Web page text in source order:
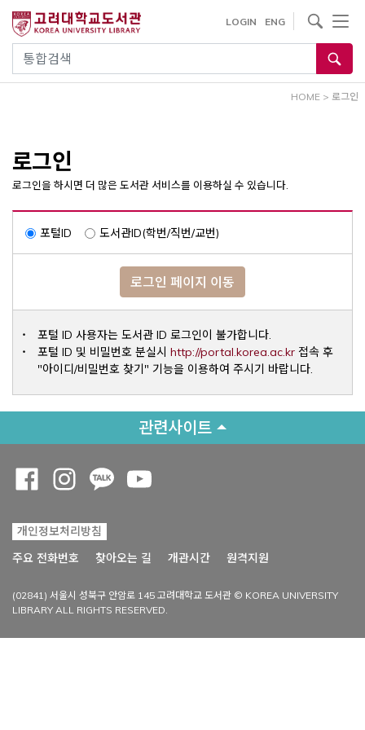
건
통합검색
LOGIN ENG
사이트내 검색
HOME > 로그인
로그인
로그인을 하시면 더 많은 도서관 서비스를 이용하실 수 있습니다.
포털ID 도서관ID(학번/직번/교번)
로그인 페이지 이동
포털 ID 사용자는 도서관 ID 로그인이 불가합니다.
포털 ID 및 비밀번호 분실시 http://portal.korea.ac.krOpens a
접속 후
"아이디/비밀번호 찾기" 기능을 이용하여 주시기 바랍니다.
관련사이트
개인정보처리방침
주요 전화번호
찾아오는 길 개관시간 원격지원
(02841) 서울시 성북구 안암로 145 고려대학교 도서관 © KOREA UNIVERSITY
LIBRARY ALL RIGHTS RESERVED.
Opens a new window
Opens a new window
Opens a new window